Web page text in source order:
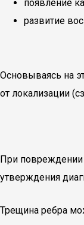
появление
развитие
Основываясь на
от локализации
При повреждении
утверждения
Трещина ребра